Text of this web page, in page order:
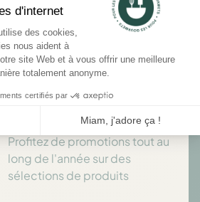
d'avis pour ce produit.
Des offres toute l’année
Profitez de promotions tout au
long de l'année sur des
sélections de produits